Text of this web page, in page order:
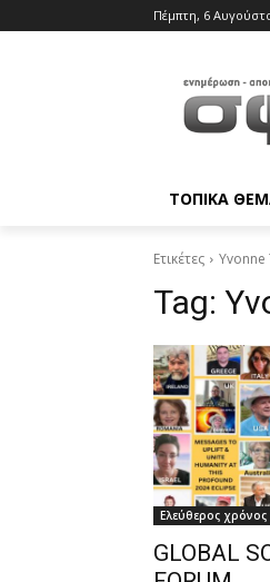
Πέμπτη, 6
ΤΟΠΙΚΑ
Ετικέτες Yvonne
Tag:
Ελεύθερος χρόνος
GLOBAL